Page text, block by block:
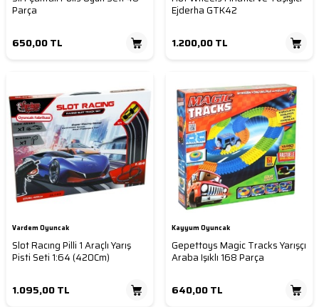
Parça
650,00TL
Ejderha GTK42
1.200,00TL
Vardem Oyuncak
Slot Racıng Pilli 1 Araçlı Yarış
Pisti Seti 1:64 (420Cm)
1.095,00TL
Kayyum Oyuncak
Gepettoys Magic Tracks Yarışçı
Araba Işıklı 168 Parça
640,00TL